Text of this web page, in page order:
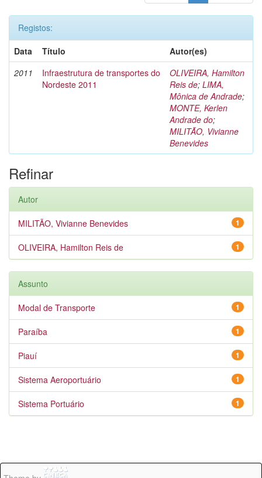
Registos:
Data
Título
Autor(es)
2011
Infraestrutura de transportes do
Nordeste 2011
OLIVEIRA, Hamilton
Reis de; LIMA,
Mônica de Andrade;
MONTE, Kerlen
Andrade do;
MILITÃO, Vivianne
Benevides
Refinar
Autor
1
MILITÃO, Vivianne Benevides
1
OLIVEIRA, Hamilton Reis de
Assunto
1
Modal de Transporte
1
Paraíba
1
Piauí
1
Sistema Aeroportuário
1
Sistema Portuário